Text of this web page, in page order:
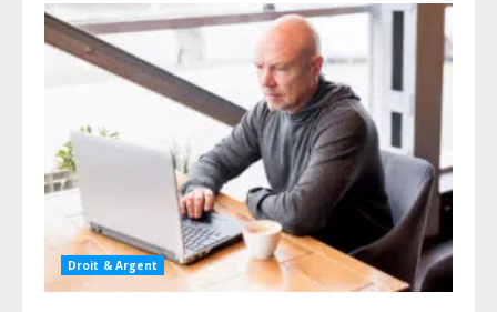
Droit & Argent